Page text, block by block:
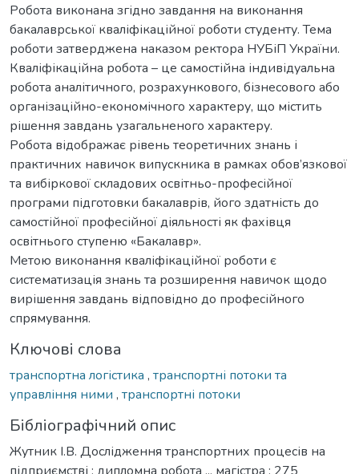
Робота виконана згідно завдання на виконання
бакалаврської кваліфікаційної роботи студенту. Тема
роботи затверджена наказом ректора НУБіП України.
Кваліфікаційна робота – це самостійна індивідуальна
робота аналітичного, розрахункового, бізнесового або
організаційно-економічного характеру, що містить
рішення завдань узагальненого характеру.
Робота відображає рівень теоретичних знань і
практичних навичок випускника в рамках обов’язкової
та вибіркової складових освітньо-професійної
програми підготовки бакалаврів, його здатність до
самостійної професійної діяльності як фахівця
освітнього ступеню «Бакалавр».
Метою виконання кваліфікаційної роботи є
систематизація знань та розширення навичок щодо
вирішення завдань відповідно до професійного
спрямування.
Ключові слова
транспортна логістика , транспортні потоки та
управління ними , транспортні потоки
Бібліографічний опис
Жутник І.В. Дослідження транспортних процесів на